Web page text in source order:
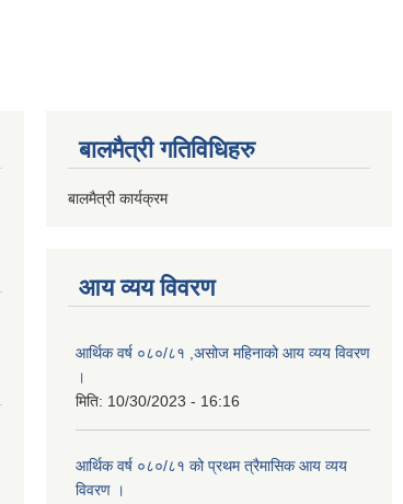
बालमैत्री गतिविधिहरु
बालमैत्री कार्यक्रम
आय व्यय विवरण
आर्थिक वर्ष ०८०/८१ ,असोज महिनाको आय व्यय विवरण
।
मिति: 10/30/2023 - 16:16
आर्थिक वर्ष ०८०/८१ को प्रथम त्रैमासिक आय व्यय
विवरण ।